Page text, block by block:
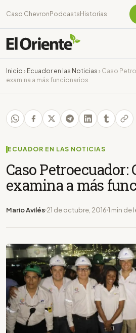
Caso Chevron Podcasts Historias
Inicio › Ecuador en las Noticias › Caso
examina a más funcionarios
ECUADOR EN LAS NOTICIAS
Caso
examina a más
Mario Avilés 21 de octubre, 2016 1 min de